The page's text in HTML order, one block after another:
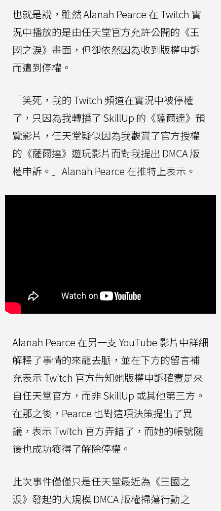
也就是說，雖然 Alanah Pearce 在 Twitch 實
況中播放的是由任天堂官方允許公開的《王
國之淚》畫面，但卻依然因為收到版權申訴
而遭到停權。
「笑死，我的 Twitch 頻道在實況中被停權
了，只因為我轉播了 SkillUp 的《薩爾達》預
覽影片，任天堂疑似因為我觀賞了官方授權
的《薩爾達》遊玩影片而對我提出 DMCA 版
權申訴。」Alanah Pearce 在推特上表示。
Alanah Pearce 在另一支 YouTube 影片中詳細
解釋了事情的來龍去脈，並在下方的留言補
充表示 Twitch 官方告知她版權申訴確實是來
自任天堂官方，而非 SkillUp 或其他第三方。
在那之後，Pearce 也對這項決策提出了異
議，表示 Twitch 官方弄錯了，而她的帳號隨
後也成功獲得了解除停權。
此次事件僅僅只是任天堂最近為《王國之
淚》發起的大規模 DMCA 版權掃蕩行動之